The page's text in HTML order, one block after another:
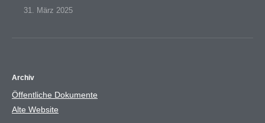
31. März 2025
Archiv
Öffentliche Dokumente
Alte Website